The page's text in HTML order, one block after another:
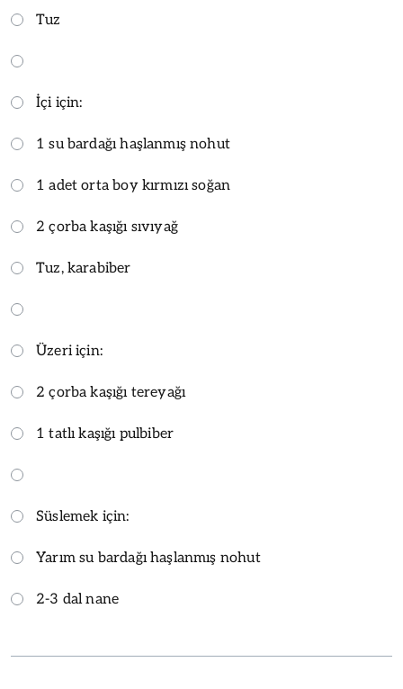
Tuz
İçi için:
1 su bardağı haşlanmış nohut
1 adet orta boy kırmızı soğan
2 çorba kaşığı sıvıyağ
Tuz, karabiber
Üzeri için:
2 çorba kaşığı tereyağı
1 tatlı kaşığı pulbiber
Süslemek için:
Yarım su bardağı haşlanmış nohut
2-3 dal nane